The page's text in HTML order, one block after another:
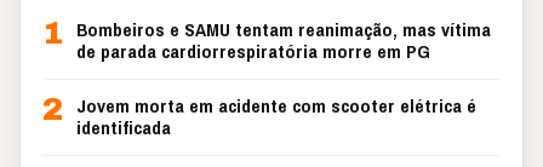
1
Bombeiros e SAMU tentam reanimação, mas vítima
de parada cardiorrespiratória morre em PG
2
Jovem morta em acidente com scooter elétrica é
identificada